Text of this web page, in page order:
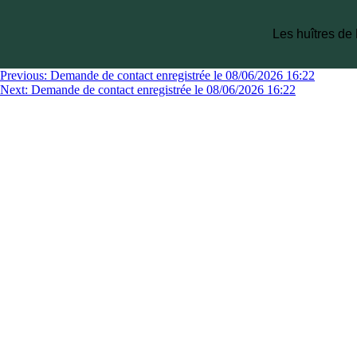
Les huîtres de
Previous: Demande de contact enregistrée le 08/06/2026 16:22
Next: Demande de contact enregistrée le 08/06/2026 16:22